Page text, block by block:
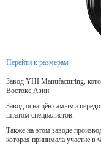
Перейти к размерам
Завод YHI Manufacturing,
Востоке Азии.
Завод оснащён самыми
штатом специалистов.
Также на этом заводе
которая принимала участие в